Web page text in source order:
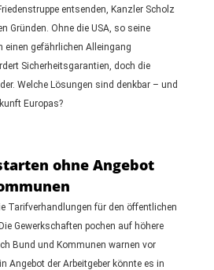
entsenden, Kanzler Scholz
Gründen. Ohne die USA, so seine
einen gefährlichen Alleingang
Sicherheitsgarantien, doch die
Welche Lösungen sind denkbar – und
Europas?
ohne Angebot
Tarifverhandlungen für den öffentlichen
Gewerkschaften pochen auf höhere
Bund und Kommunen warnen vor
Angebot der Arbeitgeber könnte es in